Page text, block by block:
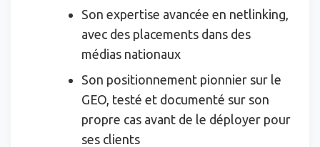
Son expertise avancée en netlinking,
avec des placements dans des
médias nationaux
Son positionnement pionnier sur le
GEO, testé et documenté sur son
propre cas avant de le déployer pour
ses clients